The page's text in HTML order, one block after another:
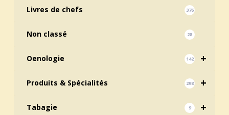
Livres de chefs 376
Non classé 28
+
Oenologie 142
+
Produits & Spécialités 298
+
Tabagie 9